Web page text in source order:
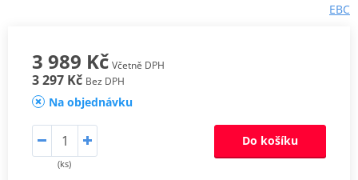
EBC
3 989 Kč Včetně DPH
3 297 Kč Bez DPH
Na objednávku
(ks)
Do košíku